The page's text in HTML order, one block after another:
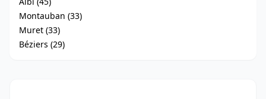
Montauban (33)
Muret (33)
Béziers (29)